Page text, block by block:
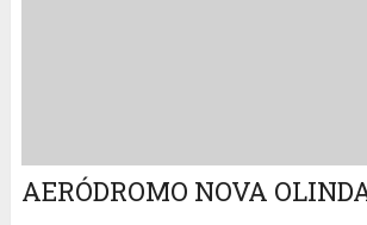
AERÓDROMO NOVA